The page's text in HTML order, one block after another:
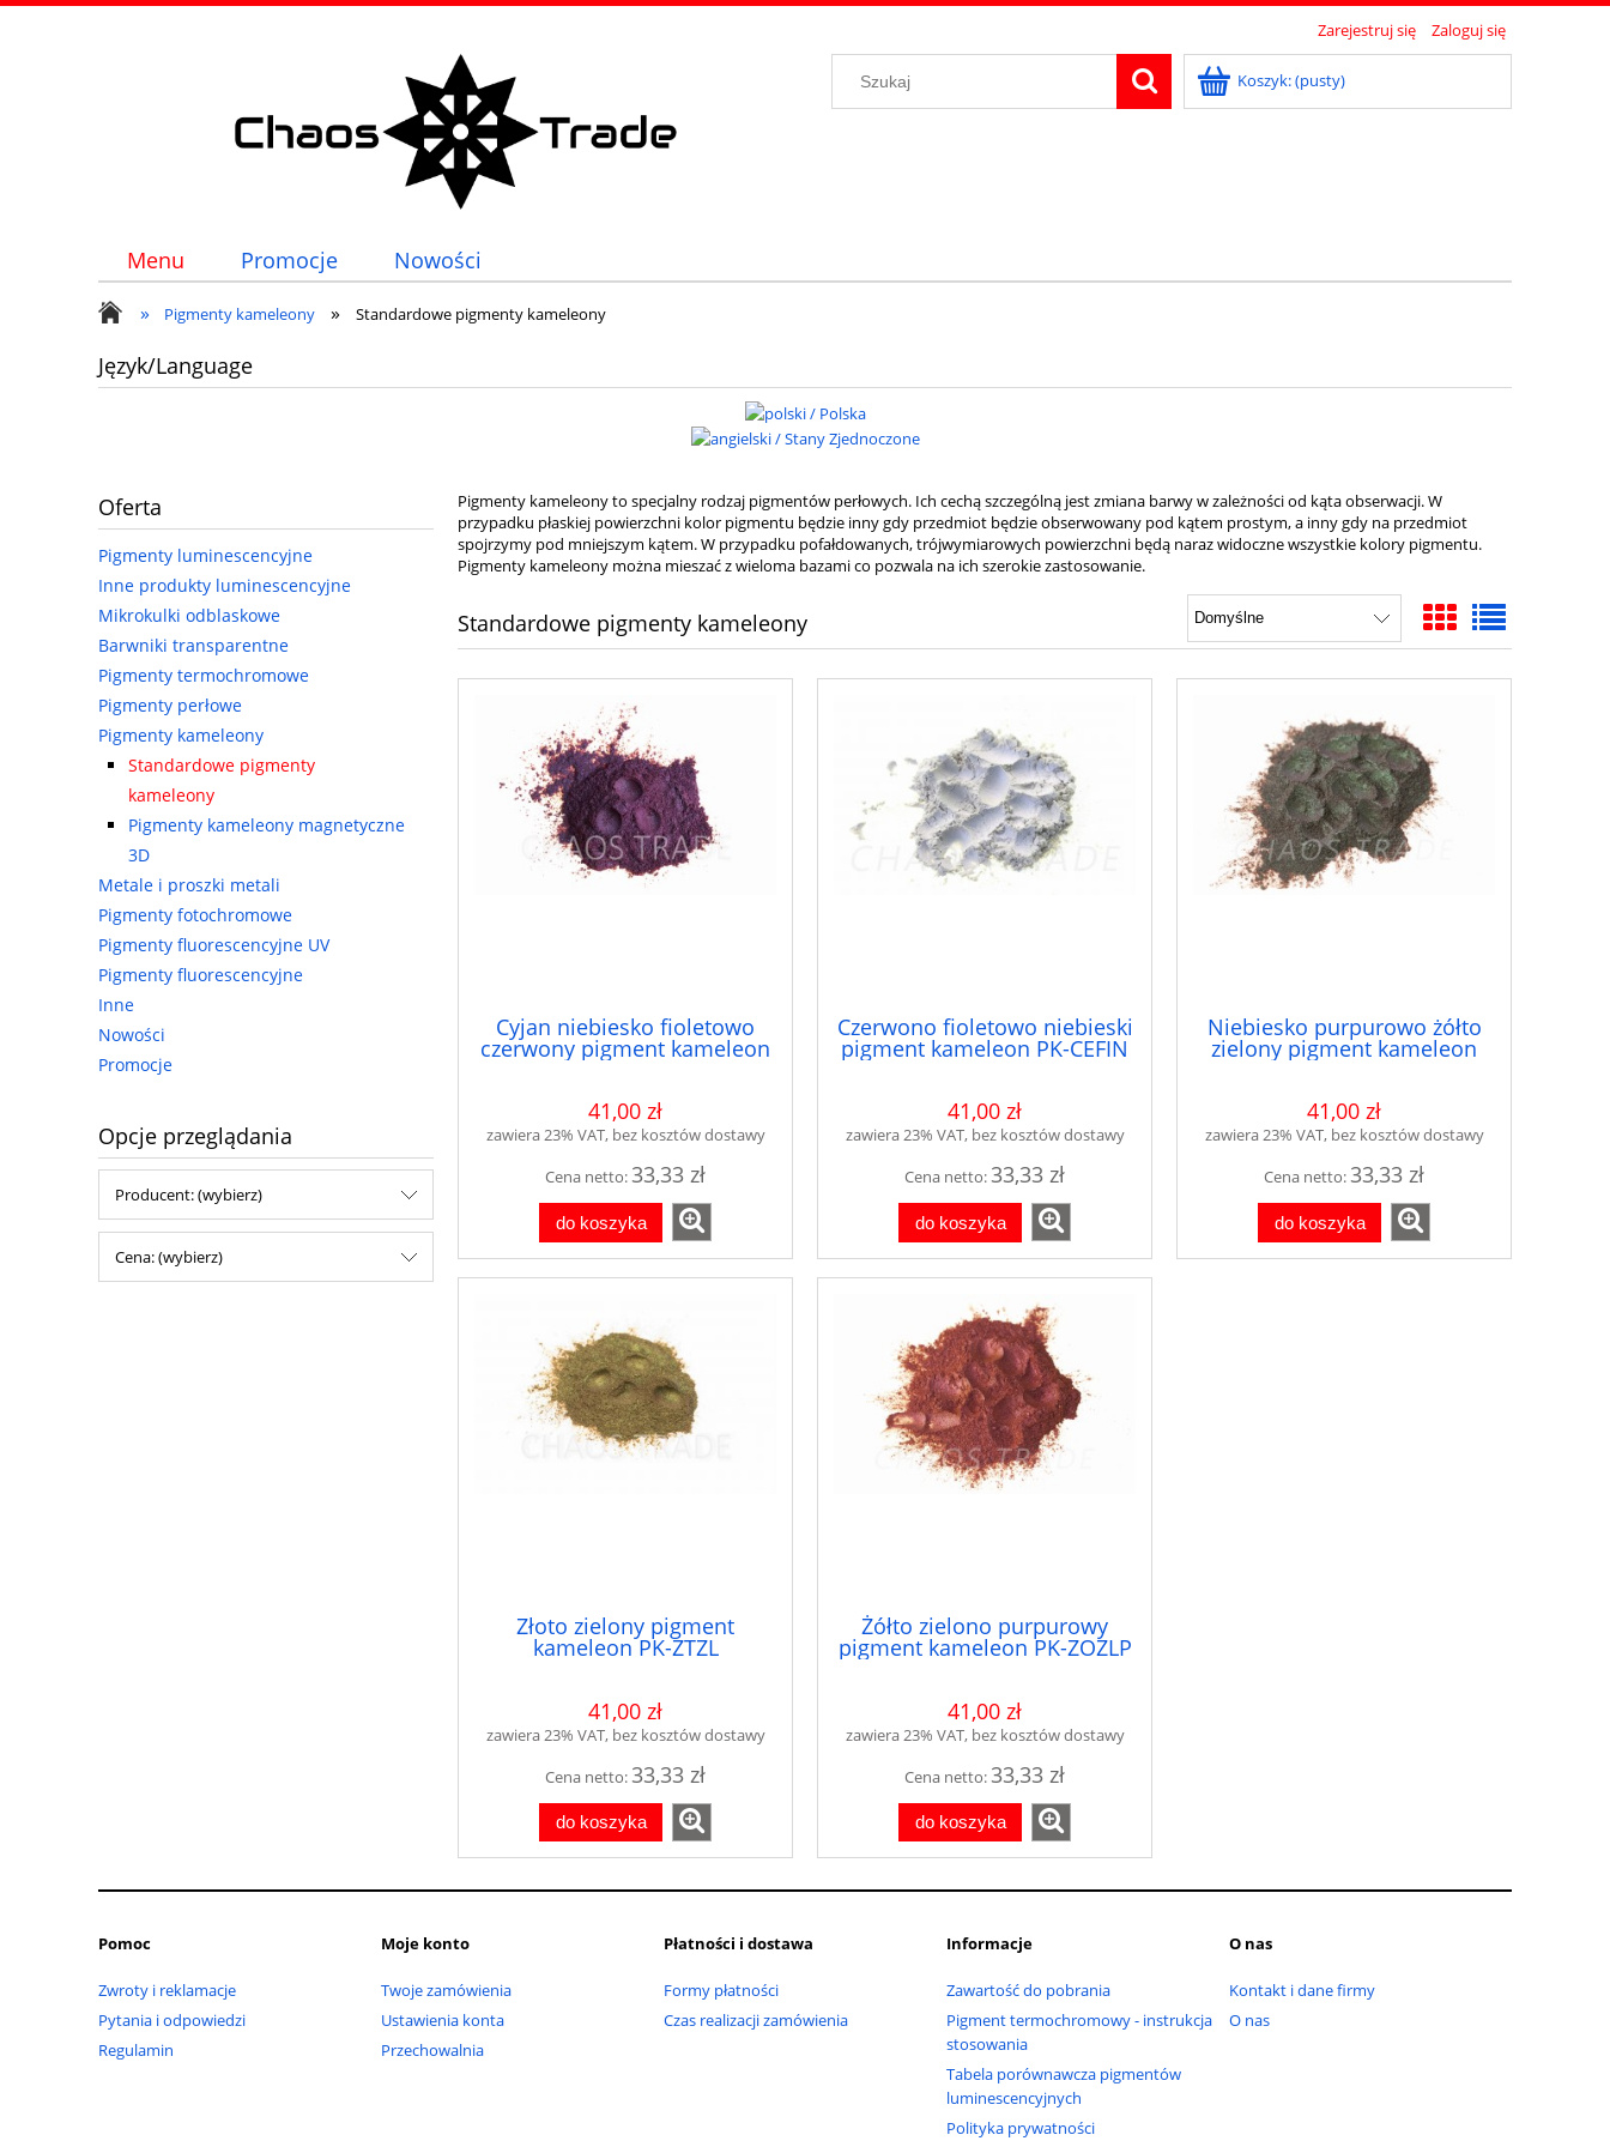
Zarejestruj się Zaloguj się
Koszyk:(pusty)
Menu Promocje Nowości
» Pigmenty kameleony » Standardowe pigmenty kameleony
Język/Language
Oferta
Pigmenty luminescencyjne
Inne produkty luminescencyjne
Mikrokulki odblaskowe
Barwniki transparentne
Pigmenty termochromowe
Pigmenty perłowe
Pigmenty kameleony
Standardowe pigmenty
kameleony
Pigmenty kameleony magnetyczne
3D
Metale i proszki metali
Pigmenty fotochromowe
Pigmenty fluorescencyjne UV
Pigmenty fluorescencyjne
Inne
Nowości
Promocje
Opcje przeglądania
Producent: (wybierz)
Cena: (wybierz)
Pigmenty kameleony to specjalny rodzaj pigmentów perłowych. Ich cechą szczególną jest zmiana barwy w zależności od kąta obserwacji. W
przypadku płaskiej powierzchni kolor pigmentu będzie inny gdy przedmiot będzie obserwowany pod kątem prostym, a inny gdy na przedmiot
spojrzymy pod mniejszym kątem. W przypadku pofałdowanych, trójwymiarowych powierzchni będą naraz widoczne wszystkie kolory pigmentu.
Pigmenty kameleony można mieszać z wieloma bazami co pozwala na ich szerokie zastosowanie.
Standardowe pigmenty kameleony
Cyjan niebiesko fioletowo
czerwony pigment kameleon
PK-CNFC
41,00 zł
zawiera 23% VAT, bez kosztów dostawy
Cena netto:33,33 zł
do koszyka
Czerwono fioletowo niebieski
pigment kameleon PK-CEFIN
41,00 zł
zawiera 23% VAT, bez kosztów dostawy
Cena netto:33,33 zł
do koszyka
Niebiesko purpurowo żółto
zielony pigment kameleon
PK-NPZOZ
41,00 zł
zawiera 23% VAT, bez kosztów dostawy
Cena netto:33,33 zł
do koszyka
Złoto zielony pigment
kameleon PK-ZTZL
41,00 zł
zawiera 23% VAT, bez kosztów dostawy
Cena netto:33,33 zł
do koszyka
Żółto zielono purpurowy
pigment kameleon PK-ZOZLP
41,00 zł
zawiera 23% VAT, bez kosztów dostawy
Cena netto:33,33 zł
do koszyka
Pomoc
Zwroty i reklamacje
Pytania i odpowiedzi
Regulamin
Moje konto
Twoje zamówienia
Ustawienia konta
Przechowalnia
Płatności i dostawa
Formy płatności
Czas realizacji zamówienia
Informacje
Zawartość do pobrania
Pigment termochromowy - instrukcja
stosowania
Tabela porównawcza pigmentów
luminescencyjnych
Polityka prywatności
O nas
Kontakt i dane firmy
O nas